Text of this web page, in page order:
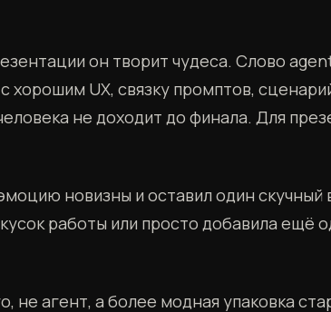
он творит чудеса. Слово
хорошим UX, связку промптов,
не доходит до финала. Для
новизны и оставил один скучный
работы или просто добавила ещё
не агент, а более модная упаковка